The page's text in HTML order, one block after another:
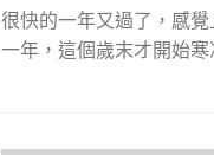
很快的一年又過了，感
一年，這個歲末才開始寒